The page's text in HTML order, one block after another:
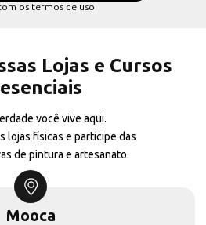
os termos de uso
Lojas e Cursos
você vive aqui.
lojas físicas e participe das
de pintura e artesanato.
Mooca